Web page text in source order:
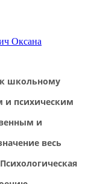
Оксана
к школьному
и психическим
и
весь